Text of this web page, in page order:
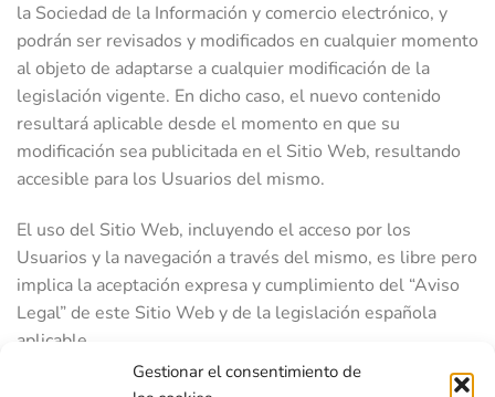
Gestionar el consentimiento de
la Sociedad de la Información y comercio electrónico, y
podrán ser revisados y modificados en cualquier momento
al objeto de adaptarse a cualquier modificación de la
legislación vigente. En dicho caso, el nuevo contenido
resultará aplicable desde el momento en que su
modificación sea publicitada en el Sitio Web, resultando
accesible para los Usuarios del mismo.
El uso del Sitio Web, incluyendo el acceso por los
Usuarios y la navegación a través del mismo, es libre pero
implica la aceptación expresa y cumplimiento del “Aviso
Legal” de este Sitio Web y de la legislación española
aplicable.